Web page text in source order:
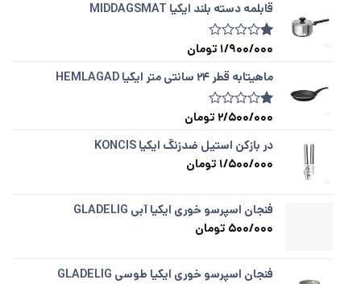
قابلمه دسته‌ بلند ایکیا MIDDAGSMAT
امتیازدهی
از
در
1
امتیازدهی
1/900/000 تومان
ماهیتابه قطر ۲۴ سانتی متر ایکیا HEMLAGAD
امتیازدهی
از
در
1
2/500/000 تومان
در بازکن استیل ضدزنگ ایکیا KONCIS
1/500/000 تومان
فنجان اسپرسو خوری ایکیا آبی GLADELIG
500/000 تومان
فنجان اسپرسو خوری ایکیا طوسی GLADELIG